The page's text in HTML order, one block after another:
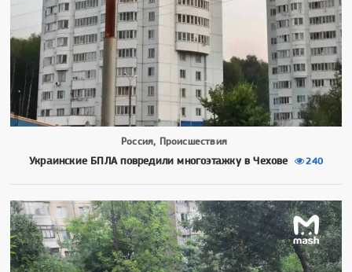
Россия, Происшествия
Украинские БПЛА повредили многоэтажку в Чехове 240